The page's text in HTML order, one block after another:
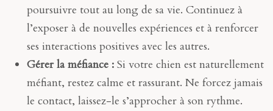
poursuivre tout au long de sa vie. Continuez à
l’exposer à de nouvelles expériences et à renforcer
ses interactions positives avec les autres.
Gérer la méfiance : Si votre chien est naturellement
méfiant, restez calme et rassurant. Ne forcez jamais
le contact, laissez-le s’approcher à son rythme.